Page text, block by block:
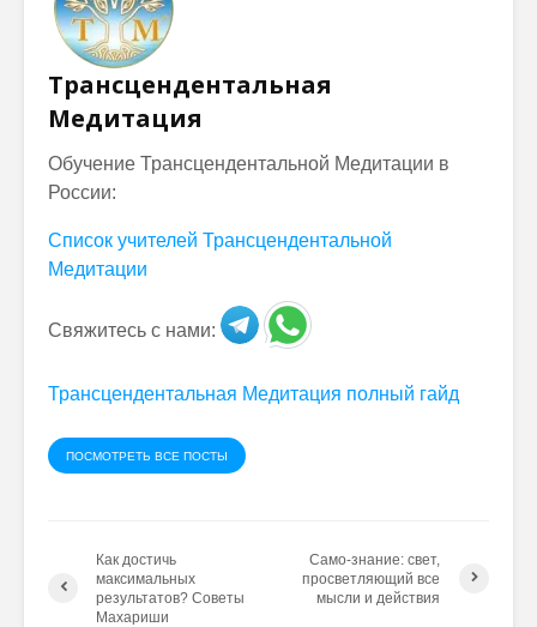
Трансцендентальная
Медитация
Обучение Трансцендентальной Медитации в
России:
Список учителей Трансцендентальной
Медитации
Свяжитесь с нами:
Трансцендентальная Медитация полный гайд
ПОСМОТРЕТЬ ВСЕ ПОСТЫ
Как достичь
максимальных
результатов? Советы
Махариши
Само-знание: свет,
просветляющий все
мысли и действия